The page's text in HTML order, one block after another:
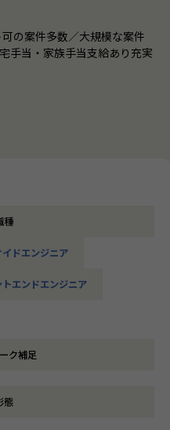
の案件多数／大規模な案件
手当・家族手当支給あり充実
種
ドエンジニア
トエンドエンジニア
ク補足
態